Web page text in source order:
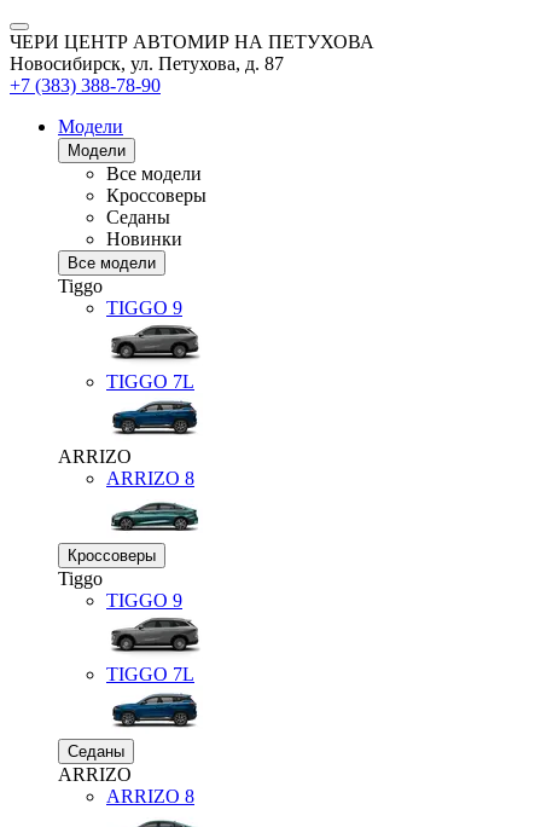
ЧЕРИ ЦЕНТР АВТОМИР НА ПЕТУХОВА
Новосибирск, ул. Петухова, д. 87
+7 (383) 388-78-90
Модели
Модели
Все модели
Кроссоверы
Седаны
Новинки
Все модели
Tiggo
TIGGO 9
TIGGO 7L
ARRIZO
ARRIZO 8
Кроссоверы
Tiggo
TIGGO 9
TIGGO 7L
Седаны
ARRIZO
ARRIZO 8